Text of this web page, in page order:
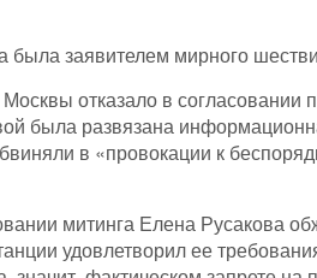
была заявителем мирного
отказало в
была развязана
в «провокации к
митинга Елена Русакова
удовлетворил ее